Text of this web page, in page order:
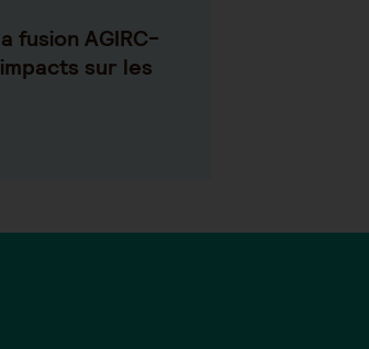
fusion AGIRC-
sur les